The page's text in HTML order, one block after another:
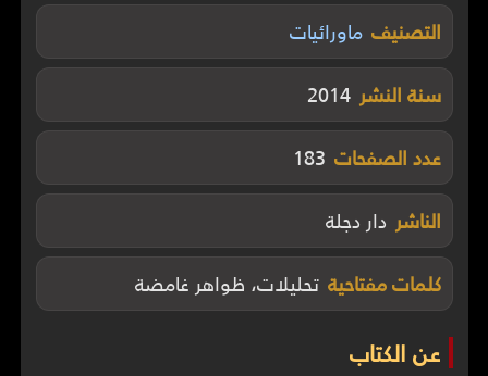
التصنيف ماورائيات
سنة النشر 2014
عدد الصفحات 183
الناشر دار دجلة
كلمات مفتاحية تحليلات، ظواهر غامضة
عن الكتاب